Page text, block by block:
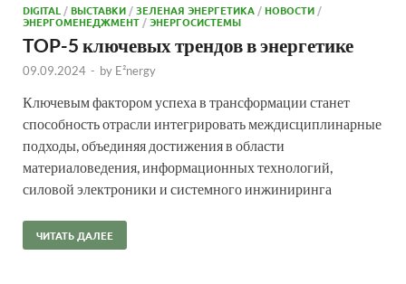
DIGITAL /ВЫСТАВКИ /ЗЕЛЕНАЯ ЭНЕРГЕТИКА /НОВОСТИ /
ЭНЕРГОМЕНЕДЖМЕНТ /ЭНЕРГОСИСТЕМЫ
TOP-5 ключевых трендов в энергетике
09.09.2024 - by E²nergy
Ключевым фактором успеха в трансформации станет
способность отрасли интегрировать междисциплинарные
подходы, объединяя достижения в области
материаловедения, информационных технологий,
силовой электроники и системного инжиниринга
ЧИТАТЬ ДАЛЕЕ